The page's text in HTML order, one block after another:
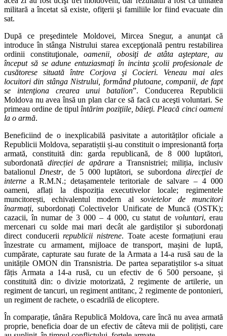
militară a încetat să existe, ofiţerii şi familiile lor fiind evacuate din
sat.
După ce preşedintele Moldovei, Mircea Snegur, a anunţat că
introduce în stânga Nistrului starea excepţională pentru restabilirea
ordinii constituţionale,oamenii, obosiţi de atâta aşteptare, au
început să se adune entuziasmaţi în incinta şcolii profesionale de
cusătorese situată între Corjova şi Cocieri. Veneau mai ales
locuitori din stânga Nistrului, formând plutoane, companii, de fapt
se intenţiona crearea unui batalion”. Conducerea Republicii
Moldova nu avea însă un plan clar ce să facă cu aceşti voluntari. Se
primeau ordine de tipulîntărim poziţiile, băieţi. Pleacă cinci oameni
la o armă.
Beneficiind de o inexplicabilă pasivitate a autorităților oficiale a
Republicii Moldova, separatiștii și-au constituit o impresionantă forța
armată, constituită din: garda republicană, de 8 000 luptători,
subordonată direcției de apărarea Transnistriei; miliția, inclusiv
batalionul Dnestr, de 5 000 luptători, se subordona direcţiei de
interne a R.M.N.; detașamentele teritoriale de salvare – 4 000
oameni, aflați la dispoziția executivelor locale; regimentele
muncitorești, echivalentul modern al sovietelor de muncitori
înarmați, subordonați Colectivelor Unificate de Muncă (OSTK);
cazacii, în numar de 3 000 – 4 000, cu statut de voluntari, erau
mercenari cu solde mai mari decât ale gardiștilor și subordonați
direct conduceriirepublicii nistrene. Toate aceste formațiuni erau
înzestrate cu armament, mijloace de transport, mașini de luptă,
cumpărate, capturate sau furate de la Armata a 14-a rusă sau de la
unitățile OMON din Transnistria. De partea separatiștilor s-a situat
fățis Armata a 14-a rusă, cu un efectiv de 6 500 persoane, și
constituită din: o divizie motorizată, 2 regimente de artilerie, un
regiment de tancuri, un regiment antitanc, 2 regimente de pontonieri,
un regiment de rachete, o escadrilă de elicoptere.
În comparație, tânăra Republică Moldova, care încă nu avea armată
proprie, beneficia doar de un efectiv de câteva mii de polițiști, care